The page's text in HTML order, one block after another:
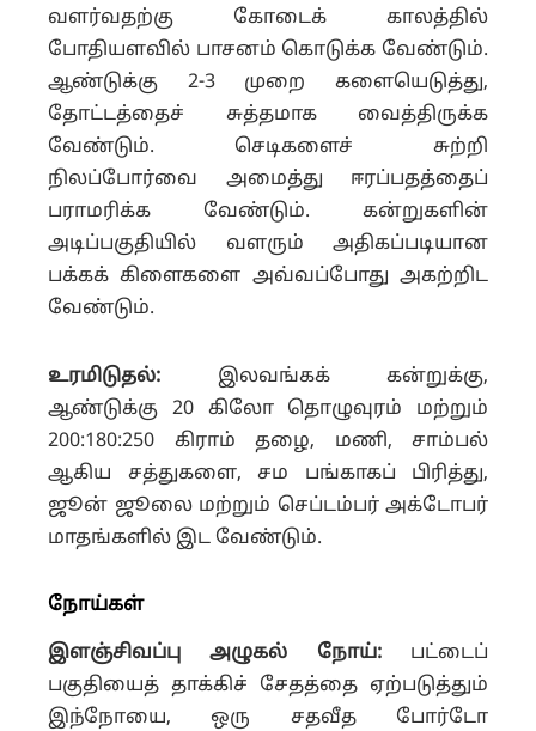
வளர்வதற்கு கோடைக் காலத்தில்
போதியளவில் பாசனம் கொடுக்க வேண்டும்.
ஆண்டுக்கு 2-3 முறை களையெடுத்து,
தோட்டத்தைச் சுத்தமாக வைத்திருக்க
வேண்டும். செடிகளைச் சுற்றி
நிலப்போர்வை அமைத்து ஈரப்பதத்தைப்
பராமரிக்க வேண்டும். கன்றுகளின்
அடிப்பகுதியில் வளரும் அதிகப்படியான
பக்கக் கிளைகளை அவ்வப்போது அகற்றிட
வேண்டும்.
உரமிடுதல்: இலவங்கக் கன்றுக்கு,
ஆண்டுக்கு 20 கிலோ தொழுவுரம் மற்றும்
200:180:250 கிராம் தழை, மணி, சாம்பல்
ஆகிய சத்துகளை, சம பங்காகப் பிரித்து,
ஜூன் ஜூலை மற்றும் செப்டம்பர் அக்டோபர்
மாதங்களில் இட வேண்டும்.
நோய்கள்
இளஞ்சிவப்பு அழுகல் நோய்:பட்டைப்
பகுதியைத் தாக்கிச் சேதத்தை ஏற்படுத்தும்
இந்நோயை, ஒரு சதவீத போர்டோ